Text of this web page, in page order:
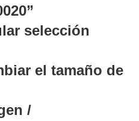
selección
el tamaño de
/